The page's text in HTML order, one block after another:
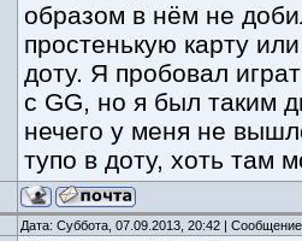
образом в нём не
простенькую карту
доту. Я пробовал
с GG, но я был таким
нечего у меня не
тупо в доту, хоть там
Дата: Суббота, 07.09.2013, 20:42 |